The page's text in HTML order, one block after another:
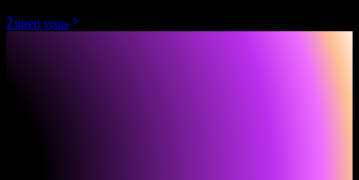
Žiūrėti visus